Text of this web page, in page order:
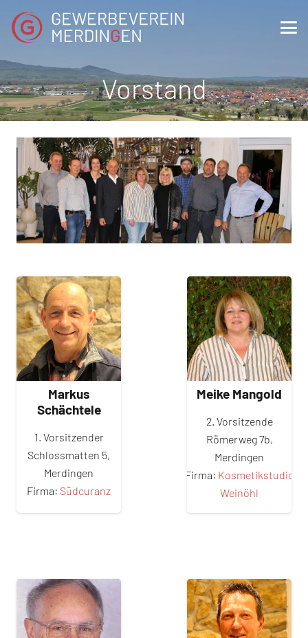
Vorstand
Markus
Schächtele
1. Vorsitzender
Schlossmatten 5,
Merdingen
Firma: Südcuranz
Meike Mangold
2. Vorsitzende
Römerweg 7b,
Merdingen
Firma: Kosmetikstudio
Weinöhl